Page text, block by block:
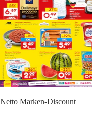
Netto Marken-Discount